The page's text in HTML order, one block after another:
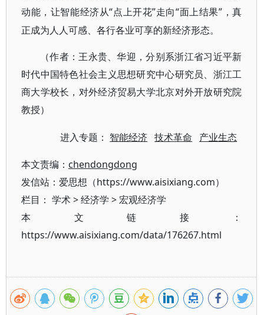
动能，让智能经济从“点上开花”走向“面上结果”，真
正成为人人可感、各行各业可享的新经济形态。
（作者：王永贵、华迎，分别系浙江省习近平新
时代中国特色社会主义思想研究中心研究员、浙江工
商大学校长，对外经济贸易大学北京对外开放研究院
教授）
进入专题： 智能经济 技术革命 产业生态
本文责编： chendongdong
发信站：爱思想（https://www.aisixiang.com）
栏目： 学术>经济学 >宏观经济学
本文链接：
https://www.aisixiang.com/data/176267.html